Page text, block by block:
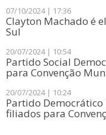
07/10/2024 | 17:36
Clayton Machado é
Sul
20/07/2024 | 10:54
Partido Social
para Convenção
20/07/2024 | 10:24
Partido Democrático
filiados para